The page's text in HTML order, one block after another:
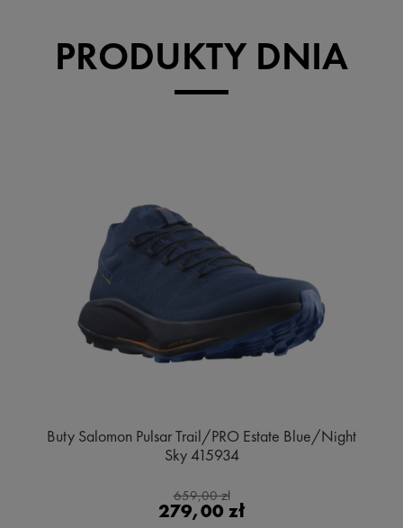
PRODUKTY DNIA
Buty Salomon Pulsar Trail/PRO Estate Blue/Night
Sky 415934
659,00 zł
279,00 zł